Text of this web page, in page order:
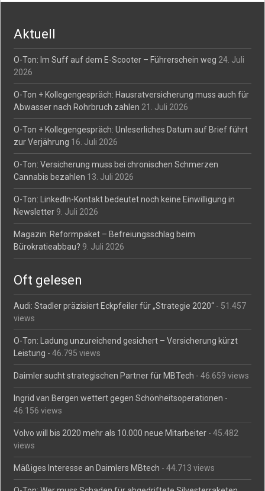
Aktuell
O-Ton: Im Suff auf dem E-Scooter – Führerschein weg 24. Juli
2026
O-Ton + Kollegengespräch: Hausratversicherung muss auch für
Abwasser nach Rohrbruch zahlen 21. Juli 2026
O-Ton + Kollegengespräch: Unleserliches Datum auf Brief führt
zur Verjährung 16. Juli 2026
O-Ton: Versicherung muss bei chronischen Schmerzen
Cannabis bezahlen 13. Juli 2026
O-Ton: LinkedIn-Kontakt bedeutet noch keine Einwilligung in
Newsletter 9. Juli 2026
Magazin: Reformpaket – Befreiungsschlag beim
Bürokratieabbau? 9. Juli 2026
Oft gelesen
Audi: Stadler präzisiert Eckpfeiler für „Strategie 2020“ - 51.457
views
O-Ton: Ladung unzureichend gesichert – Versicherung kürzt
Leistung - 46.795 views
Daimler sucht strategischen Partner für MBTech - 46.659 views
Ingrid van Bergen wettert gegen Schönheitsoperationen -
46.156 views
Volvo will bis 2020 mehr als 10.000 neue Mitarbeiter - 45.482
views
Mäßiges Interesse an Daimlers MBtech - 44.713 views